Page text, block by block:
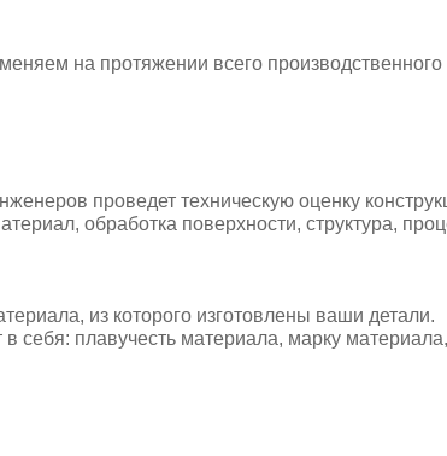
на протяжении всего производственного
проведет техническую оценку
обработка поверхности, структура,
из которого изготовлены ваши детали.
себя: плавучесть материала, марку